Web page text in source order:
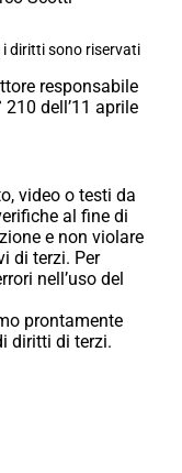
diritti sono riservati
responsabile
dell’11 aprile
video o testi da
al fine di
e non violare
di terzi. Per
nell’uso del
prontamente
diritti di terzi.